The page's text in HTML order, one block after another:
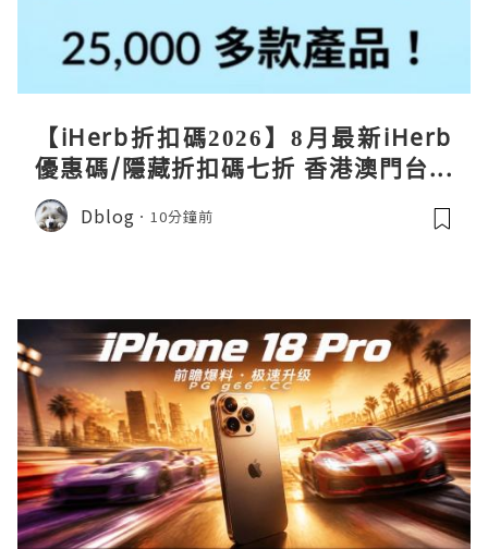
【iHerb折扣碼2026】8月最新iHerb
優惠碼/隱藏折扣碼七折 香港澳門台灣
新加坡iherb code 30％ off
Dblog 10分鐘前